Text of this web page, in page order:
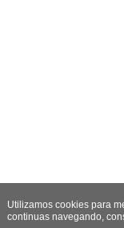
Utilizamos cookies para
continuas navegando,